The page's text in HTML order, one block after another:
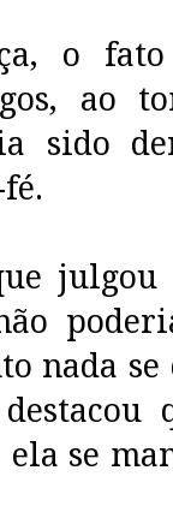
o
ao
sido
nada
se